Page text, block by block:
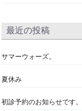
最近の投稿
サマーウォーズ。
夏休み
初診予約のお知らせです。